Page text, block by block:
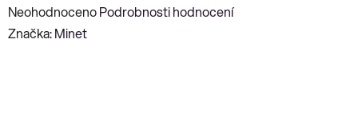
Průměrné
hodnocení
NeohodnocenoPodrobnosti hodnocení
Značka:Minet